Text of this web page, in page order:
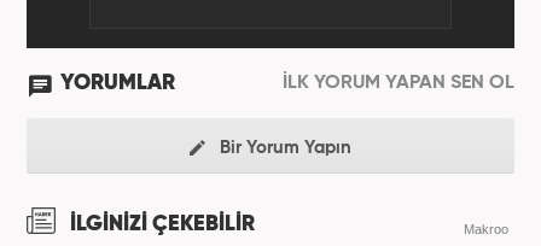
YORUMLAR İLK YORUM YAPAN SEN OL
Bir Yorum Yapın
İLGİNİZİ ÇEKEBİLİR Makroo